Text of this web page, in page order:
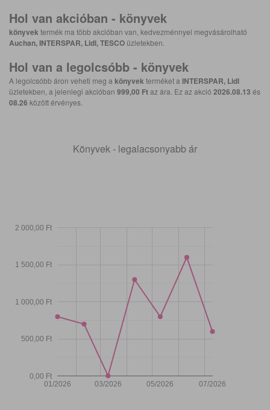
Hol van akcióban - könyvek
könyvek termék ma több akcióban van, kedvezménnyel megvásárolható
Auchan, INTERSPAR, Lidl, TESCO üzletekben.
Hol van a legolcsóbb - könyvek
A legolcsóbb áron veheti meg a könyvek terméket a INTERSPAR, Lidl
üzletekben, a jelenlegi akcióban 999,00 Ftaz ára. Ez az akció 2026.08.13 és
08.26 között érvényes.
Könyvek - legalacsonyabb ár
01/2026 03/2026 05/2026 07/2026
0,00 Ft
500,00 Ft
1 000,00 Ft
1 500,00 Ft
2 000,00 Ft